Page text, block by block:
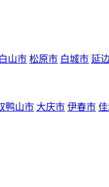
白山市 松原市 白城市 延
鸭山市 大庆市 伊春市